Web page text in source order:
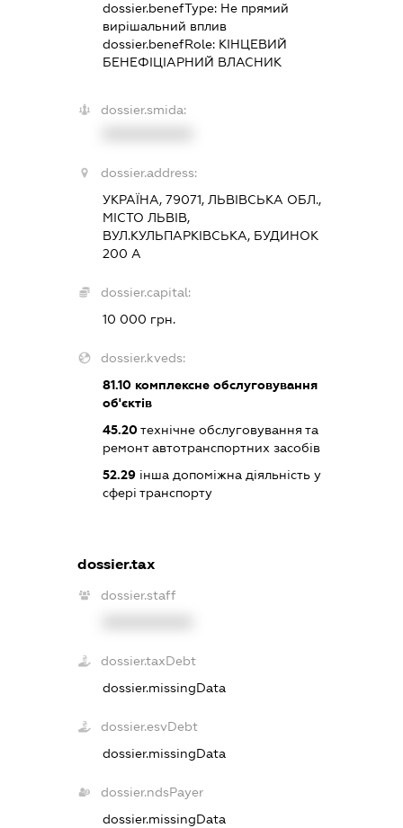
dossier.benefType: Не прямий
вирішальний вплив
dossier.benefRole: КІНЦЕВИЙ
БЕНЕФІЦІАРНИЙ ВЛАСНИК
dossier.smida:
dossier.address:
УКРАЇНА, 79071, ЛЬВІВСЬКА ОБЛ.,
МІСТО ЛЬВІВ,
ВУЛ.КУЛЬПАРКІВСЬКА, БУДИНОК
200 А
dossier.capital:
10 000 грн.
dossier.kveds:
81.10 комплексне обслуговування
об'єктів
45.20технічне обслуговування та
ремонт автотранспортних засобів
52.29 інша допоміжна діяльність у
сфері транспорту
dossier.tax
dossier.staff
dossier.taxDebt
dossier.missingData
dossier.esvDebt
dossier.missingData
dossier.ndsPayer
dossier.missingData